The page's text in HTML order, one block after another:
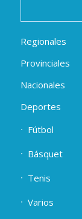
Regionales
Provinciales
Nacionales
Deportes
Fútbol
Básquet
Tenis
Varios